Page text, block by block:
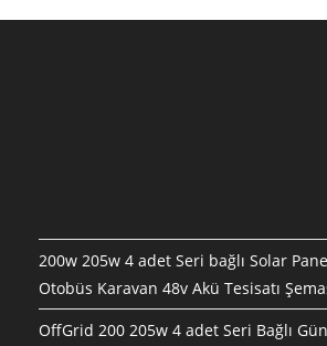
200w 205w 4 adet Seri bağlı Solar
Otobüs Karavan 48v Akü Tesisatı
OffGrid 200 205w 4 adet Seri Bağlı